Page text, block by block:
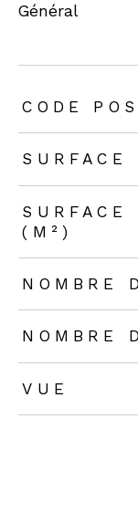
général
CODE
SURFACE
SURFACE
(M²)
NOMBRE
NOMBRE
VUE